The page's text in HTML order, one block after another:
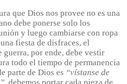
que Dios nos provee no es una
debe ponerse solo los
y luego cambiarse con ropa
fiesta de disfraces, el
guerra, por ende, debe vestir
todo el tiempo de permanencia
parte de Dios es “vístanse de